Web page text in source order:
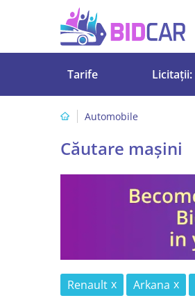
Tarife Licitații:
Automobile
Căutare mașini
Renault Arkana